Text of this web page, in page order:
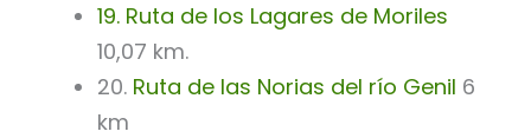
19. Ruta de los Lagares de Moriles
10,07 km.
20. Ruta de las Norias del río Genil 6
km